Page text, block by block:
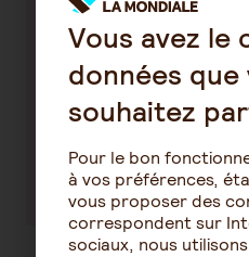
Tout ce qu'il
faut savoir
sur le 100%
En savoir plus
Vous avez le
données que
souhaitez
Pour le bon
à vos préférences,
vous proposer des
correspondent sur
sociaux, nous